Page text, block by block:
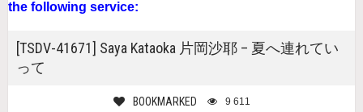
the following service:
[TSDV-41671] Saya Kataoka 片岡沙耶 – 夏へ連れてい
って
BOOKMARKED 9 611